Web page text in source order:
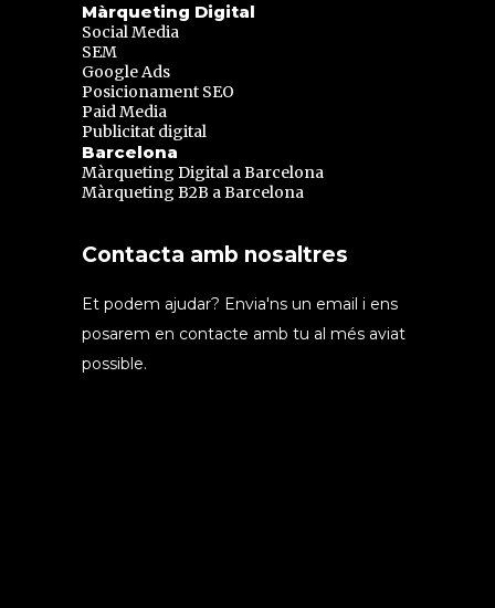
Màrqueting Digital
Social Media
SEM
Google Ads
Posicionament SEO
Paid Media
Publicitat digital
Barcelona
Màrqueting Digital a Barcelona
Màrqueting B2B a Barcelona
Contacta amb nosaltres
Et podem ajudar? Envia'ns un email i ens
posarem en contacte amb tu al més aviat
possible.